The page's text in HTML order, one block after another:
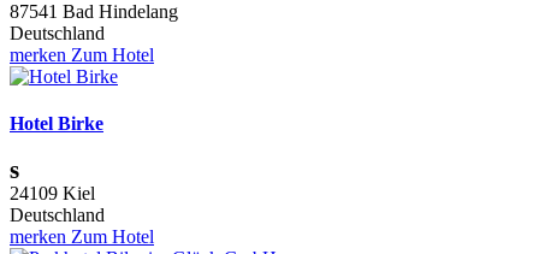
87541 Bad Hindelang
Deutschland
merken Zum Hotel
Hotel Birke
s
24109 Kiel
Deutschland
merken Zum Hotel